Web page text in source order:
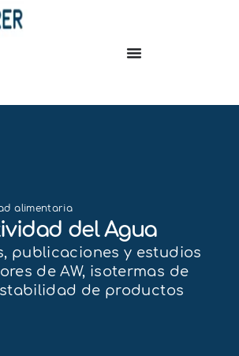
alimentaria
del Agua
publicaciones y estudios
de AW, isotermas de
de productos